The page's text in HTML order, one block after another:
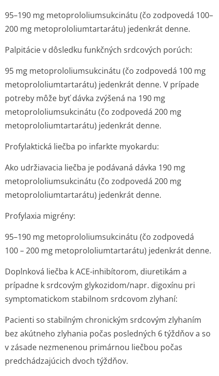
95–190 mg metoprololium­sukcinátu (čo zodpovedá 100–
200 mg metoprololium­tartarátu) jedenkrát denne.
Palpitácie v dôsledku funkčných srdcových porúch:
95 mg metoprololium­sukcinátu (čo zodpovedá 100 mg
metoprololium­tartarátu) jedenkrát denne. V prípade
potreby môže byť dávka zvýšená na 190 mg
metoprololium­sukcinátu (čo zodpovedá 200 mg
metoprololium­tartarátu) jedenkrát denne.
Profylaktická liečba po infarkte myokardu:
Ako udržiavacia liečba je podávaná dávka 190 mg
metoprololium­sukcinátu (čo zodpovedá 200 mg
metoprololium­tartarátu) jedenkrát denne.
Profylaxia migrény:
95–190 mg metoprololium­sukcinátu (čo zodpovedá
100 – 200 mg metoprololium­tartarátu) jedenkrát denne.
Doplnková liečba k ACE-inhibítorom, diuretikám a
prípadne k srdcovým glykozidom/napr. digoxínu pri
symptomatickom stabilnom srdcovom zlyhaní:
Pacienti so stabilným chronickým srdcovým zlyhaním
bez akútneho zlyhania počas posledných 6 týždňov a so
v zásade nezmenenou primárnou liečbou počas
predchádzajúcich dvoch týždňov.